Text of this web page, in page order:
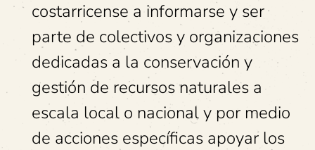
costarricense a informarse y ser
parte de colectivos y organizaciones
dedicadas a la conservación y
gestión de recursos naturales a
escala local o nacional y por medio
de acciones específicas apoyar los